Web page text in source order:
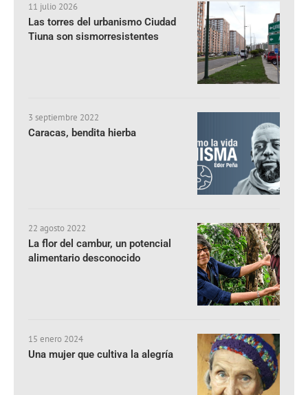
11 julio 2026
Las torres del urbanismo Ciudad
Tiuna son sismorresistentes
3 septiembre 2022
Caracas, bendita hierba
22 agosto 2022
La flor del cambur, un potencial
alimentario desconocido
15 enero 2024
Una mujer que cultiva la alegría